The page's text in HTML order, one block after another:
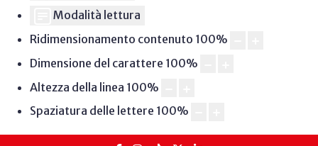
Modalità lettura
Ridimensionamento contenuto 100%
Dimensione del carattere 100%
Altezza della linea 100%
Spaziatura delle lettere 100%